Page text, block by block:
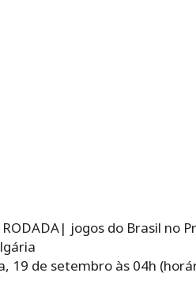
RODADA| jogos do Brasil no
19 de setembro às 04h